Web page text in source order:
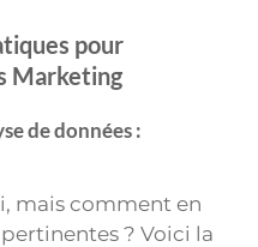
pour
Marketing
de données :
mais comment en
? Voici la